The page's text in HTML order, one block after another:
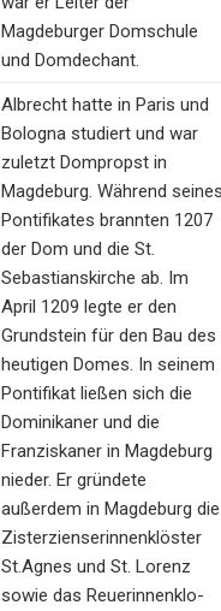
Magdeburger Domschule
und Domdechant.
Albrecht hatte in Paris und
Bologna studiert und war
zu­letzt Dompropst in
Magdeburg. Während
Pontifika­tes brannten 1207
der Dom und die St.
Sebastianskirche ab. Im
April 1209 legte er den
Grundstein für den Bau des
heutigen Domes. In seinem
Pontifikat ließen sich die
Dominikaner und die
Franziskaner in Magdeburg
nieder. Er gründete
außerdem in Magdeburg die
Zisterzienserinnenklöster
St.Agnes und St. Lorenz
sowie das Reuerinnenklo­